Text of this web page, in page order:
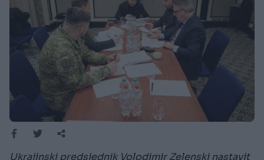
Ukrajinski predsjednik Volodimir Zelenski nastavit